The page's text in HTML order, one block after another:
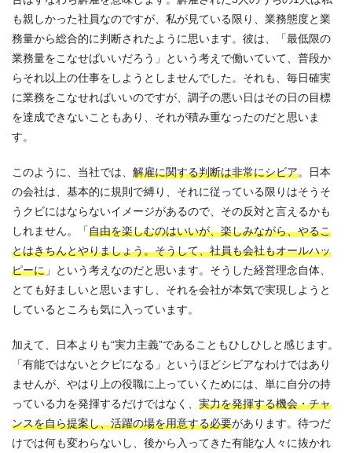
も親しかった社員なのですが、私が見ている限り、業務態度と業
務量から総合的に判断されたように思います。彼は、「最低限の
業務量をこなせばいいだろう」という考えで働いていて、普段か
らそれ以上の仕事をしようとしませんでした。それも、毎日確実
に業務をこなせればいいのですが、調子の悪い日はその日の目標
を達成できないこともあり、それが積み重なったのだと思いま
す。
このように、当社では、 解雇に関する判断は非常にシビア。日本
の会社は、基本的に規則で縛り、それに従っている限りはそうそ
うクビにはならないイメージがあるので、その反対と言えるかも
しれません。「自由を楽しむのはいいが、楽しみながら、やるこ
とはきちんとやりましょう。そうして、社員も会社もオールハッ
ピーに 」という考えなのだと思います。そうした経営理念自体、
とても好ましいと思いますし、それを会社が本気で実現しようと
しているところも気に入っています。
加えて、日本よりも“実力主義”であることもひしひしと感じます。
「有能ではないとクビになる」というほどシビアなわけではあり
ませんが、やはり上の役職に上っていくためには、単に自分の持
っている力を発揮するだけではなく、 実力を発揮する機会・チャ
ンスを自ら提案し、活躍の場を用意する必要があります。待つだ
けでは何も変わらないし、後から入ってきた有能な人々に抜かれ